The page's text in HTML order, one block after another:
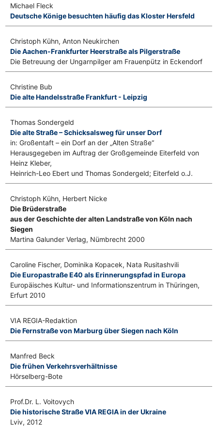
Michael Fleck
Deutsche Könige besuchten häufig das Kloster Hersfeld
Christoph Kühn, Anton Neukirchen
Die Aachen-Frankfurter Heerstraße als Pilgerstraße
Die Betreuung der Ungarnpilger am Frauenpütz in Eckendorf
Christine Bub
Die alte Handelsstraße Frankfurt - Leipzig
Thomas Sondergeld
Die alte Straße – Schicksalsweg für unser Dorf
in: Großentaft – ein Dorf an der „Alten Straße“
Herausgegeben im Auftrag der Großgemeinde Eiterfeld von
Heinz Kleber,
Heinrich-Leo Ebert und Thomas Sondergeld; Eiterfeld o.J.
Christoph Kühn, Herbert Nicke
Die Brüderstraße
aus der Geschichte der alten Landstraße von Köln nach
Siegen
Martina Galunder Verlag, Nümbrecht 2000
Caroline Fischer, Dominika Kopacek, Nata Rusitashvili
Die Europastraße E40 als Erinnerungspfad in Europa
Europäisches Kultur- und Informationszentrum in Thüringen,
Erfurt 2010
VIA REGIA-Redaktion
Die Fernstraße von Marburg über Siegen nach Köln
Manfred Beck
Die frühen Verkehrsverhältnisse
Hörselberg-Bote
Prof.Dr. L. Voitovych
Die historische Straße VIA REGIA in der Ukraine
Lviv, 2012